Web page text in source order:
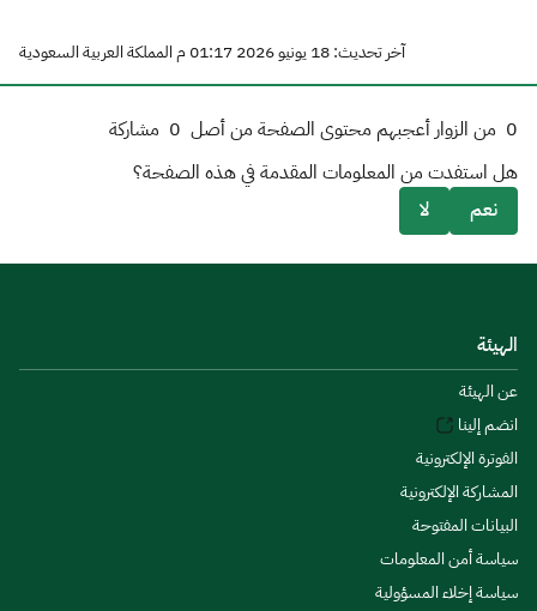
آخر تحديث: 18 يونيو 2026 01:17 م المملكة العربية السعودية
0 من الزوار أعجبهم محتوى الصفحة من أصل 0 مشاركة
هل استفدت من المعلومات المقدمة في هذه الصفحة؟
نعم
لا
الهيئة
عن الهيئة
انضم إلينا
الفوترة الإلكترونية
المشاركة الإلكترونية
البيانات المفتوحة
سياسة أمن المعلومات
سياسة إخلاء المسؤولية